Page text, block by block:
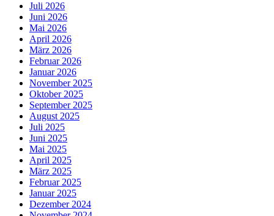
Juli 2026
Juni 2026
Mai 2026
April 2026
März 2026
Februar 2026
Januar 2026
November 2025
Oktober 2025
September 2025
August 2025
Juli 2025
Juni 2025
Mai 2025
April 2025
März 2025
Februar 2025
Januar 2025
Dezember 2024